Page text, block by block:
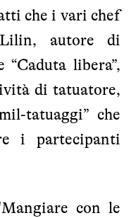
che i vari chef
autore di
“Caduta libera”,
di tatuatore,
tatuaggi” che
i partecipanti
con le